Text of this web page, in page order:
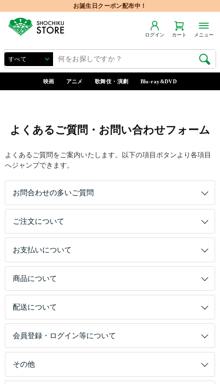
お誕生日クーポン配布中！
ログイン カート メニュー
映画 アニメ 歌舞伎・演劇 Blu-ray&DVD
よくあるご質問・お問い合わせフォーム
よくあるご質問をご案内いたします。以下の項目ボタンより各項目
へジャンプできます。
お問合わせの多いご質問
ご注文について
お支払いについて
商品について
配送について
会員登録・ログイン等について
その他